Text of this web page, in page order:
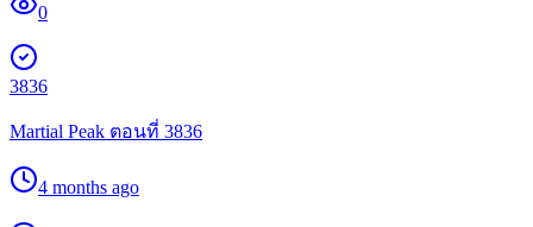
0
3836
Martial Peak ตอนที่ 3836
4 months ago